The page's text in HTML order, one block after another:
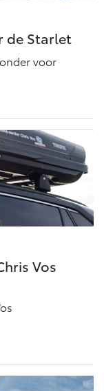
de Starlet
voor
Vos